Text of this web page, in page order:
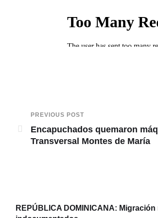
PREVIOUS POST
Encapuchados quemaron
Transversal Montes de María
REPÚBLICA DOMINICANA: